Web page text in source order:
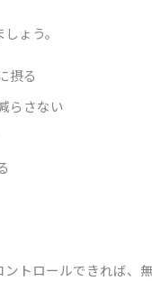
ょう。
摂る
らさない
トロールできれば、